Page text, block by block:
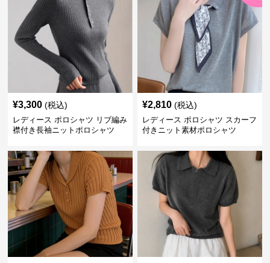
¥3,300 (税込)
レディース ポロシャツ リブ編み
襟付き長袖ニットポロシャツ
¥2,810 (税込)
レディース ポロシャツ スカーフ
付きニット素材ポロシャツ